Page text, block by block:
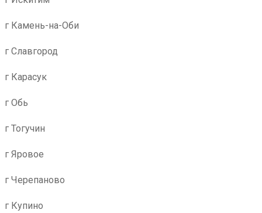
г Камень-на-Оби
г Славгород
г Карасук
г Обь
г Тогучин
г Яровое
г Черепаново
г Купино